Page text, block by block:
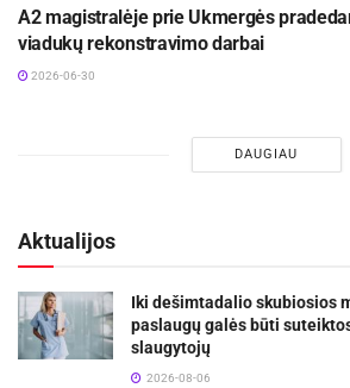
A2 magistralėje prie Ukmergės
viadukų rekonstravimo darbai
2026-06-30
DAUGIAU
Aktualijos
Iki dešimtadalio skubiosios
paslaugų galės būti
slaugytojų
2026-08-06